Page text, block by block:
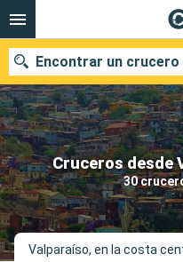
Cruceros desde
30
Encontrar un crucero
Fecha de salida
Valparaíso, en la costa